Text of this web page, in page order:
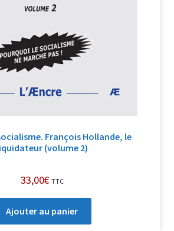
François Hollande, le
(volume 2)
33,00€ TTC
Ajouter au panier